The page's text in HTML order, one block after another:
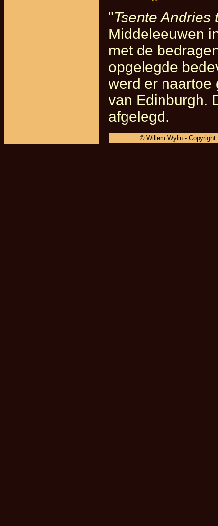
"Tsente Andries
Middeleeuwen
met de
opgelegde
werd er naartoe
van Edinburgh.
afgelegd.
© Willem Wylin - Copyright